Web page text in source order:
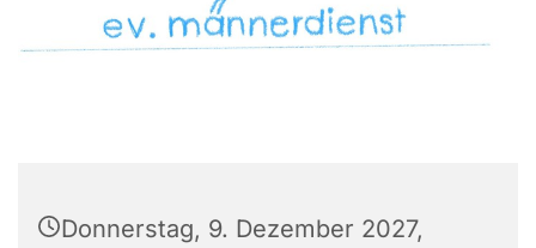
Donnerstag, 9. Dezember 2027,